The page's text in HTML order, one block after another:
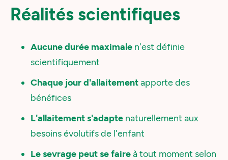
Réalités scientifiques
Aucune durée maximale n'est définie
scientifiquement
Chaque jour d'allaitementapporte des
bénéfices
L'allaitement s'adapte naturellement aux
besoins évolutifs de l'enfant
Le sevrage peut se faireà tout moment selon